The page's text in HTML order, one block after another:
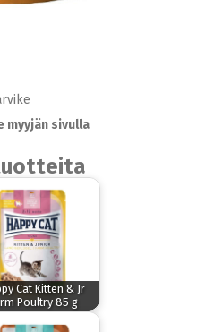
sivulla
Cat Kitten & Jr
Poultry 85 g